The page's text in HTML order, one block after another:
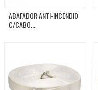
ABAFADOR ANTI-INCENDIO
C/CABO...